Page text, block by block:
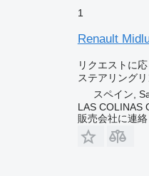
1
Renault
リクエストに
ステアリング
スペイン,
LAS COLINAS
販売会社に連絡